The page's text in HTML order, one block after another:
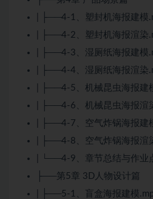
| ├──4-1、塑封机海报建模
| ├──4-2、塑封机海报渲染
| ├──4-3、湿厕纸海报建模
| ├──4-4、湿厕纸海报渲染
| ├──4-5、机械昆虫海报建
| ├──4-6、机械昆虫海报渲
| ├──4-7、空气炸锅海报建
| ├──4-8、空气炸锅海报渲
| └──4-9、章节总结与作业
├──第5章 3D人物设计篇
| ├──5-1、盲盒海报建模